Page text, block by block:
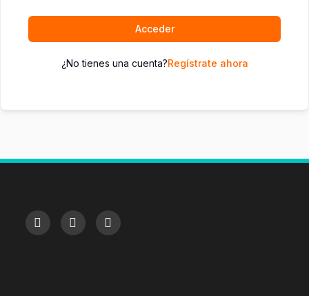
Acceder
¿No tienes una cuenta?Regístrate ahora